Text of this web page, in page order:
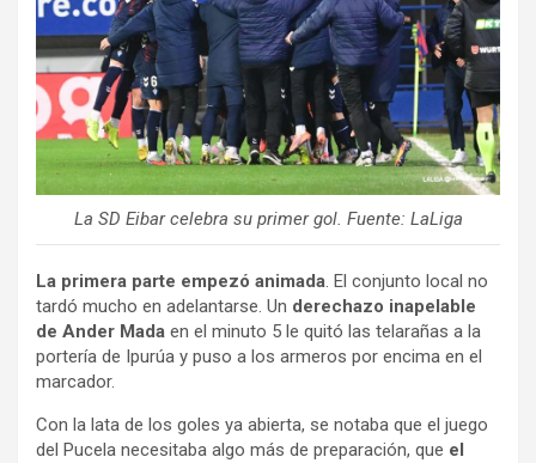
La SD Eibar celebra su primer gol. Fuente: LaLiga
La primera parte empezó animada. El conjunto local no
tardó mucho en adelantarse. Un derechazo inapelable
de Ander Mada en el minuto 5 le quitó las telarañas a la
portería de Ipurúa y puso a los armeros por encima en el
marcador.
Con la lata de los goles ya abierta, se notaba que el juego
del Pucela necesitaba algo más de preparación, que el